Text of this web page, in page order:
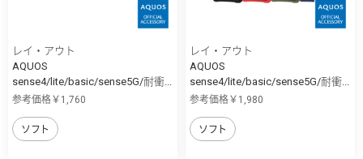
レイ・アウト
AQUOS
sense4/lite/basic/sense5G/耐衝...
参考価格￥1,760
ソフト
レイ・アウト
AQUOS
sense4/lite/basic/sense5G/耐衝...
参考価格￥1,980
ソフト